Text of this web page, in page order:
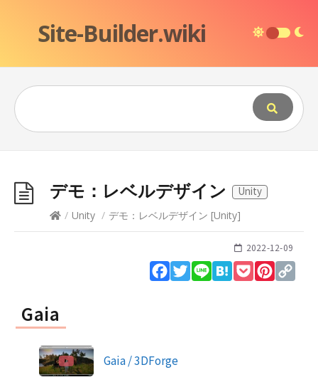
Site-Builder.wiki
デモ：レベルデザイン
Unity
/ Unity / デモ：レベルデザイン [Unity]
2022-12-09
Facebook
Twitter
Line HatenaPocket
Gaia
Gaia / 3DForge